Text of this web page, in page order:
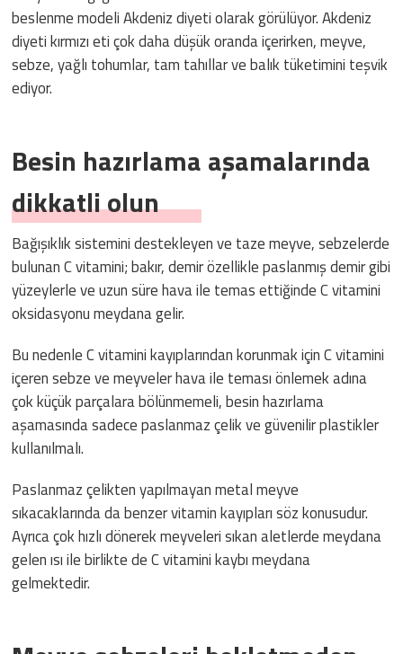
beslenme modeli Akdeniz diyeti olarak görülüyor. Akdeniz
diyeti kırmızı eti çok daha düşük oranda içerirken, meyve,
sebze, yağlı tohumlar, tam tahıllar ve balık tüketimini teşvik
ediyor.
Besin hazırlama aşamalarında
dikkatli olun
Bağışıklık sistemini destekleyen ve taze meyve, sebzelerde
bulunan C vitamini; bakır, demir özellikle paslanmış demir gibi
yüzeylerle ve uzun süre hava ile temas ettiğinde C vitamini
oksidasyonu meydana gelir.
Bu nedenle C vitamini kayıplarından korunmak için C vitamini
içeren sebze ve meyveler hava ile teması önlemek adına
çok küçük parçalara bölünmemeli, besin hazırlama
aşamasında sadece paslanmaz çelik ve güvenilir plastikler
kullanılmalı.
Paslanmaz çelikten yapılmayan metal meyve
sıkacaklarında da benzer vitamin kayıpları söz konusudur.
Ayrıca çok hızlı dönerek meyveleri sıkan aletlerde meydana
gelen ısı ile birlikte de C vitamini kaybı meydana
gelmektedir.